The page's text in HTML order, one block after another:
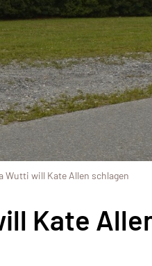
Wutti will Kate Allen schlagen
Kate